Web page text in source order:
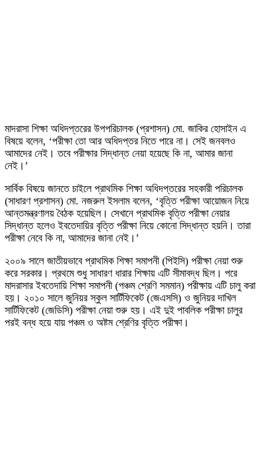
মাদরাসা শিক্ষা অধিদপ্তরের উপপরিচালক (প্রশাসন) মো. জাকির হোসাইন এ
বিষয়ে বলেন, ‘পরীক্ষা তো আর অধিদপ্তর নিতে পারে না। সেই জনবলও
আমাদের নেই। তবে পরীক্ষার সিদ্ধান্ত নেয়া হয়েছে কি না, আমার জানা
নেই।’
সার্বিক বিষয়ে জানতে চাইলে প্রাথমিক শিক্ষা অধিদপ্তরের সহকারী পরিচালক
(সাধারণ প্রশাসন) মো. নজরুল ইসলাম বলেন, ‘বৃত্তি পরীক্ষা আয়োজন নিয়ে
আন্তমন্ত্রণালয় বৈঠক হয়েছিল। সেখানে প্রাথমিক বৃত্তি পরীক্ষা নেয়ার
সিদ্ধান্ত হলেও ইবতেদায়ির বৃত্তি পরীক্ষা নিয়ে কোনো সিদ্ধান্ত হয়নি। তারা
পরীক্ষা নেবে কি না, আমাদের জানা নেই।’
২০০৯ সালে জাতীয়ভাবে প্রাথমিক শিক্ষা সমাপনী (পিইসি) পরীক্ষা নেয়া শুরু
করে সরকার। প্রথমে শুধু সাধারণ ধারার শিক্ষায় এটি সীমাবদ্ধ ছিল। পরে
মাদরাসার ইবতেদায়ি শিক্ষা সমাপনী (পঞ্চম শ্রেণি সমমান) পরীক্ষায় এটি চালু করা
হয়। ২০১০ সালে জুনিয়র স্কুল সার্টিফিকেট (জেএসসি) ও জুনিয়র দাখিল
সার্টিফিকেট (জেডিসি) পরীক্ষা নেয়া শুরু হয়। এই দুই পাবলিক পরীক্ষা চালুর
পরই বন্ধ হয়ে যায় পঞ্চম ও অষ্টম শ্রেণির বৃত্তি পরীক্ষা।